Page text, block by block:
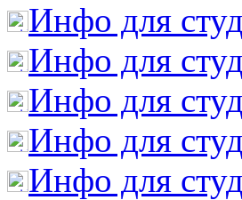
Инфо для
Инфо для
Инфо для
Инфо для
Инфо для